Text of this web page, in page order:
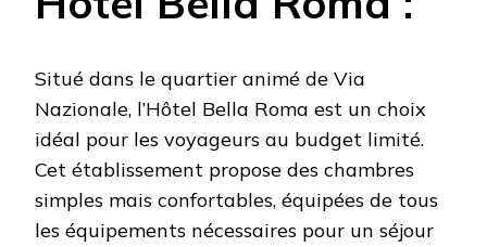
Situé dans le quartier animé de Via
Nazionale, l’Hôtel Bella Roma est un choix
idéal pour les voyageurs au budget limité.
Cet établissement propose des chambres
simples mais confortables, équipées de tous
les équipements nécessaires pour un séjour